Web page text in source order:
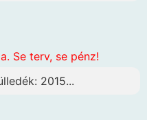
Se terv, se pénz!
2015...